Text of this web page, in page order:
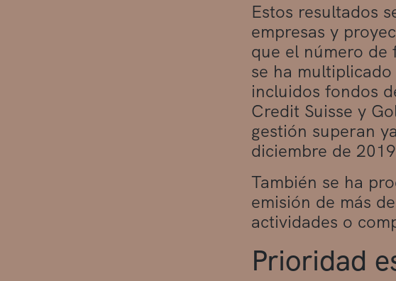
Estos resultados
empresas y
que el número de
se ha
incluidos fondos
Credit Suisse y
gestión superan
diciembre de
También se ha
emisión de más
actividades o
Prioridad